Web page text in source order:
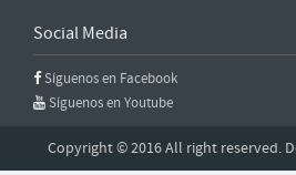
Social Media
Síguenos en Facebook
Síguenos en Youtube
Copyright © 2016 All right reserved.